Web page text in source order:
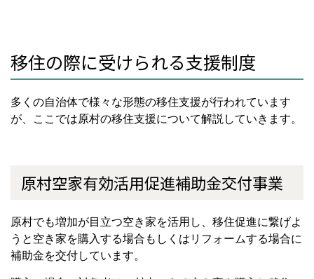
移住の際に受けられる支援制度
多くの自治体で様々な形態の移住支援が行われています
が、ここでは原村の移住支援について解説していきます。
原村空家有効活用促進補助金交付事業
原村でも増加が目立つ空き家を活用し、移住促進に繋げよ
うと空き家を購入する場合もしくはリフォームする場合に
補助金を交付しています。